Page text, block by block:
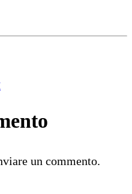
un commento.